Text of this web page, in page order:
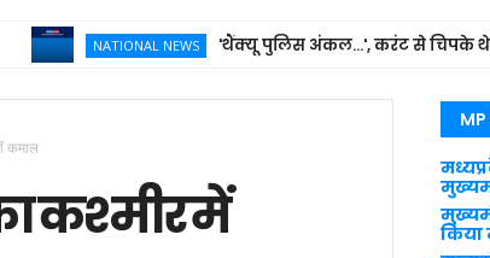
NATIONAL NEWS 'थैंक्यू पुलिस अंकल...', करंट से चिपके थे दो
कमाल
कश्मीर में